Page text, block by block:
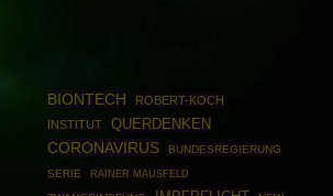
BIONTECH
ROBERT-KOCH
INSTITUT
QUERDENKEN
CORONAVIRUS
BUNDESREGIERUNG
SERIE
RAINER MAUSFELD